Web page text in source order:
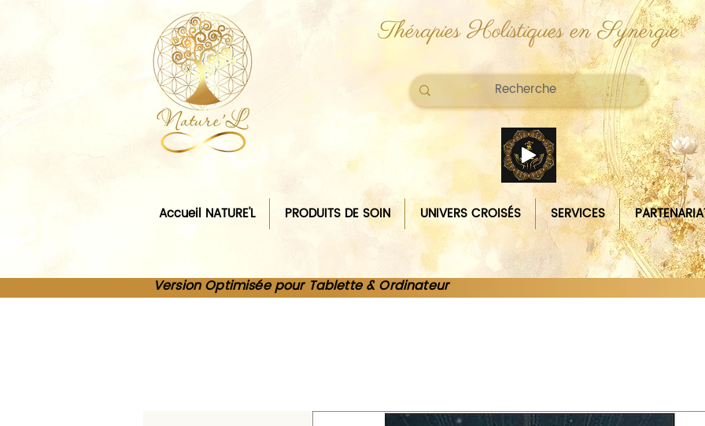
Thérapies Holistiques en Synergie
Accueil NATURE'L PRODUITS DE SOIN UNIVERS CROISÉS SERVICES
Version Optimisée pour Tablette & Ordinateur